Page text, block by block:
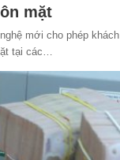
mặt
mới cho phép
tại các…